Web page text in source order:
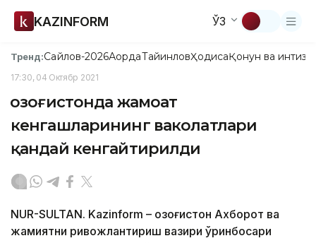
KAZINFORM ЎЗ
Тренд:Сайлов-2026АқордаТайинловҲодисаҚонун ва
17:30, 04 Октябр 2021
Қозоғистонда жамоат
кенгашларининг ваколатлари
қандай кенгайтирилди
NUR-SULTAN. Kazinform – Қозоғистон Aхборот ва
жамиятни ривожлантириш вазири ўринбосари